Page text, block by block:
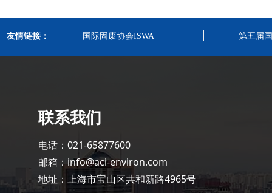
友情链接： 国际固废协会ISWA 第五届
联系我们
电话：021-65877600
邮箱：info@aci-environ.com
地址：上海市宝山区共和新路4965号